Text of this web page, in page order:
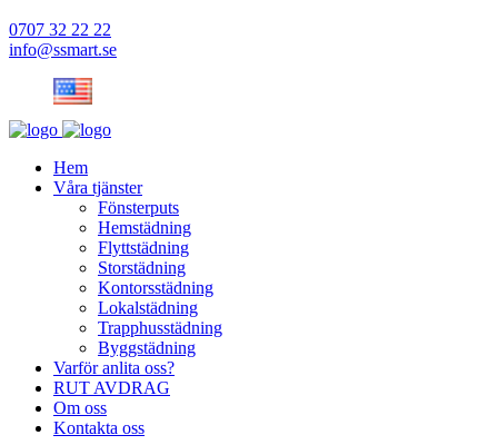
0707 32 22 22
info@ssmart.se
Hem
Våra tjänster
Fönsterputs
Hemstädning
Flyttstädning
Storstädning
Kontorsstädning
Lokalstädning
Trapphusstädning
Byggstädning
Varför anlita oss?
RUT AVDRAG
Om oss
Kontakta oss